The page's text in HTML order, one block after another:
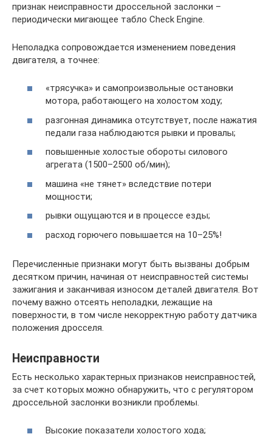
признак неисправности дроссельной заслонки –
периодически мигающее табло Check Engine.
Неполадка сопровождается изменением поведения
двигателя, а точнее:
«трясучка» и самопроизвольные остановки
мотора, работающего на холостом ходу;
разгонная динамика отсутствует, после нажатия
педали газа наблюдаются рывки и провалы;
повышенные холостые обороты силового
агрегата (1500–2500 об/мин);
машина «не тянет» вследствие потери
мощности;
рывки ощущаются и в процессе езды;
расход горючего повышается на 10–25%!
Перечисленные признаки могут быть вызваны добрым
десятком причин, начиная от неисправностей системы
зажигания и заканчивая износом деталей двигателя. Вот
почему важно отсеять неполадки, лежащие на
поверхности, в том числе некорректную работу датчика
положения дросселя.
Неисправности
Есть несколько характерных признаков неисправностей,
за счет которых можно обнаружить, что с регулятором
дроссельной заслонки возникли проблемы.
Высокие показатели холостого хода;